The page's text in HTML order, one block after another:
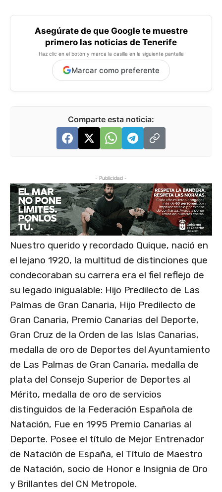
Asegúrate de que Google te muestre
primero las noticias de Tenerife
Haz clic en el botón y marca la casilla en la siguiente pantalla
Marcar como preferente
Comparte esta noticia:
- Publicidad -
Nuestro querido y recordado Quique, ​nació​ en
el lejano​ 1920, la multitud de distinciones que
condecoraban su carrera era el fiel reflejo de
su legado inigualable: Hijo Predilecto de Las
Palmas de Gran Canaria, Hijo Predilecto de
Gran Canaria, Premio Canarias del Deporte,
Gran Cruz de la Orden de las Islas Canarias,
medalla de oro de Deportes del Ayuntamiento
de Las Palmas de Gran Canaria, medalla de
plata del Consejo Superior de Deportes al
Mérito, medalla de oro de servicios
distinguidos de la Federación Española de
Natación, Fue en 1995 Premio Canarias al
Deporte. Posee el título de Mejor Entrenador
de Natación de España, el Título de Maestro
de Natación, socio de Honor e Insignia de Oro
y Brillantes del CN Metropole.